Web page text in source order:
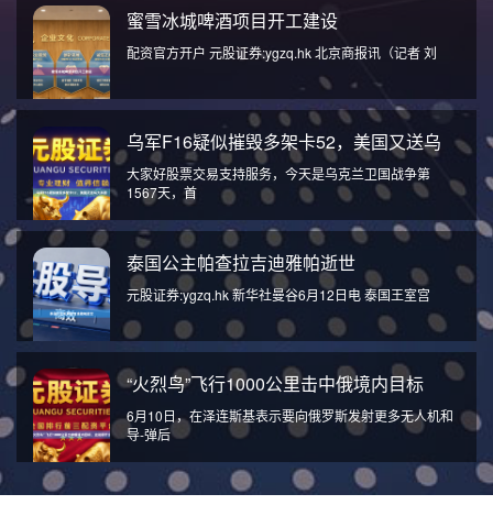
蜜雪冰城啤酒项目开工建设
配资官方开户 元股证券:ygzq.hk 北京商报讯（记者 刘
乌军F16疑似摧毁多架卡52，美国又送乌
大家好股票交易支持服务，今天是乌克兰卫国战争第
1567天，首
泰国公主帕查拉吉迪雅帕逝世
元股证券:ygzq.hk 新华社曼谷6月12日电 泰国王室宫
“火烈鸟”飞行1000公里击中俄境内目标
6月10日，在泽连斯基表示要向俄罗斯发射更多无人机和
导-弹后